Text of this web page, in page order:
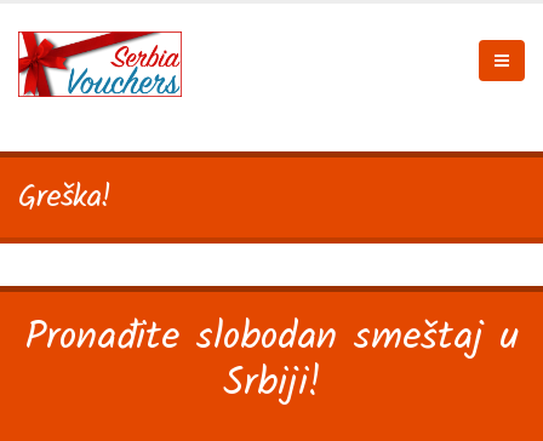
Greška!
Pronađite slobodan smeštaj u
Srbiji!